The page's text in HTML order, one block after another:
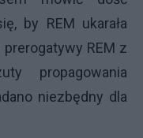
by REM ukarała
REM z
propagowania
niezbędny dla